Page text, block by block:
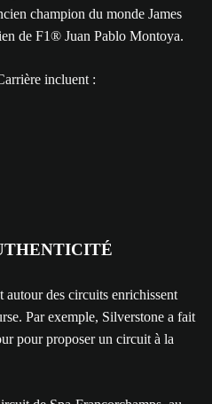
champion du monde James
de F1® Juan Pablo Montoya.
incluent :
autour des circuits enrichissent
Par exemple, Silverstone a fait
pour proposer un circuit à la